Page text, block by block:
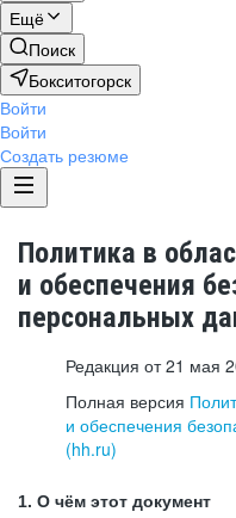
Ещё
Поиск
Бокситогорск
Войти
Войти
Создать резюме
Политика в
и обеспечения
персональных
Редакция от 21 мая
Полная версия
и обеспечения
(hh.ru)
1. О чём этот документ